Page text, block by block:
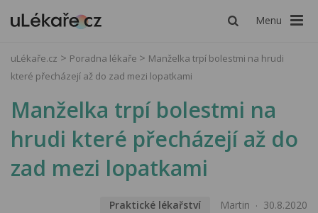
Menu
uLékaře.cz Poradna lékaře
Manželka trpí bolestmi na hrudi
které přecházejí až do zad mezi lopatkami
Manželka trpí bolestmi na
hrudi které přecházejí až do
zad mezi lopatkami
Praktické lékařství Martin 30.8.2020